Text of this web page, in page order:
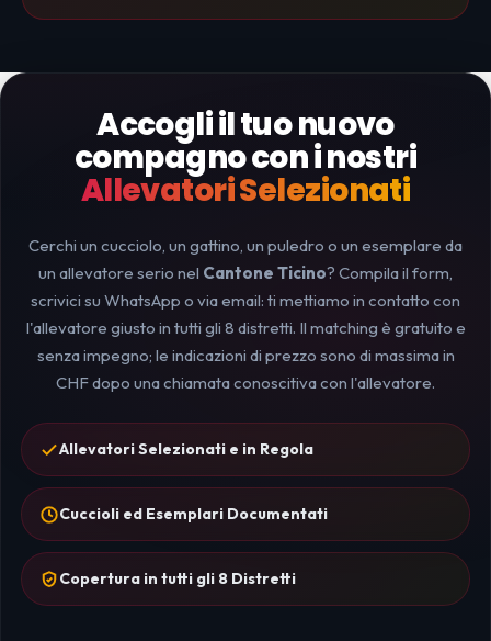
Accogli il tuo nuovo
compagno con i nostri
Allevatori Selezionati
Cerchi un cucciolo, un gattino, un puledro o un esemplare da
un allevatore serio nel Cantone Ticino? Compila il form,
scrivici su WhatsApp o via email: ti mettiamo in contatto con
l'allevatore giusto in tutti gli 8 distretti. Il matching è gratuito e
senza impegno; le indicazioni di prezzo sono di massima in
CHF dopo una chiamata conoscitiva con l'allevatore.
Allevatori Selezionati e in Regola
Cuccioli ed Esemplari Documentati
Copertura in tutti gli 8 Distretti